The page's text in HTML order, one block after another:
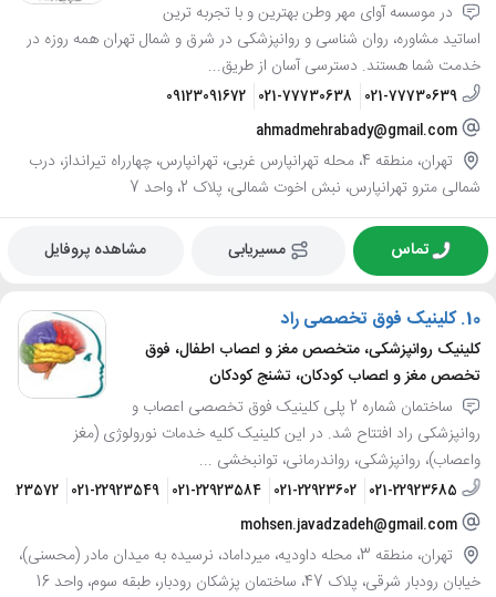
در موسسه آوای مهر وطن بهترین و با تجربه ترین
اساتید مشاوره، روان شناسی و روانپزشکی در شرق و شمال تهران همه روزه در
خدمت شما هستند. دسترسی آسان از طریق...
021-77730639
021-77730638
09123091672
ahmadmehrabady@gmail.com
تهران، منطقه 4، محله تهرانپارس غربی، تهرانپارس، چهارراه تیرانداز، درب
شمالی مترو تهرانپارس، نبش اخوت شمالی، پلاک 2، واحد 7
تماس مسیریابی مشاهده پروفایل
10. کلینیک فوق تخصصی راد
کلینیک روانپزشکی، متخصص مغز و اعصاب اطفال، فوق
تخصص مغز و اعصاب کودکان، تشنج کودکان
ساختمان شماره 2 پلی کلینیک فوق تخصصی اعصاب و
روانپزشکی راد افتتاح شد. در این کلینیک کلیه خدمات نورولوژی (مغز
واعصاب)، روانپزشکی، رواندرمانی، توانبخشی ...
021-22923685
021-22923602
021-22923584
021-22923549
mohsen.javadzadeh@gmail.com
تهران، منطقه 3، محله داودیه، میرداماد، نرسیده به میدان مادر (محسنی)،
خیابان رودبار شرقی، پلاک 47، ساختمان پزشکان رودبار، طبقه سوم، واحد 16